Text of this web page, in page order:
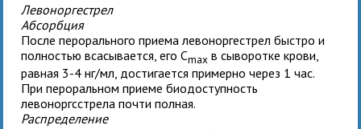
Левоноргестрел
Абсорбция
После перорального приема левоноргестрел быстро и
полностью всасывается, его Cmaxв сыворотке крови,
равная 3-4 нг/мл, достигается примерно через 1 час.
При пероральном приеме биодоступность
левоноргсстрела почти полная.
Распределение